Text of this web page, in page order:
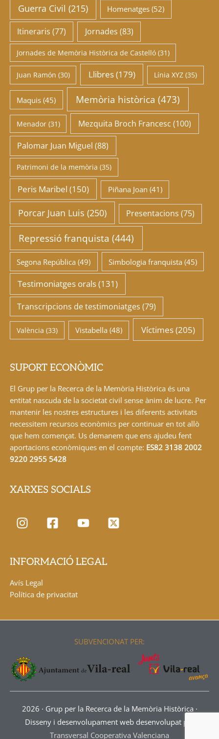
Guerra Civil (215) Homenatges (52)
Itineraris (77) Jornades (83)
Jornades de Memòria Històrica de Castelló(31)
Juan Ramón (30) Llibres(179) Línia XYZ (35)
Maquis (45) Memòria històrica (473)
Menador(31) Mezquita Broch Francesc (100)
Palomar Juan Miguel (88)
Patrimoni de la memòria (35)
Peris Maribel (150) Piñana Joan (41)
Porcar Juan Luis (250) Presentacions (75)
Repressió franquista (444)
Segona República (49) Simbologia franquista (45)
Testimoniatges orals(131)
Transcripcions de testimoniatges (79)
València (33) Vistabella (48) Víctimes(205)
SUPORT ECONÒMIC
El Grup per la Recerca de la Memòria Històrica és una
entitat nascuda de la societat civil sense ànim de lucre. Per
mantenir les nostres estructures i les diferents activitats
necessitem recursos econòmics per continuar en tot allò
que hem començat. Us demanem que ens ajudeu fent
aportacions econòmiques en el compte: ES82 3138 2002
9220 2955 5428
XARXES SOCIALS
INFORMACIÓ LEGAL
Avís Legal
Política de privacitat
SUBVENCIONAT PER:
2026 · Grup per la Recerca de la Memòria Històrica ·
Disseny i desenvolupament web desenvolupat per
Transversal Cooperativa Valenciana